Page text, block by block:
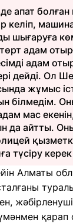
апат болған
келіп,
шығаруға
адам
адам
дейді. Ол
жұмыс
білмедім.
мас
да айтты.
түсіру
Алматы
қарап